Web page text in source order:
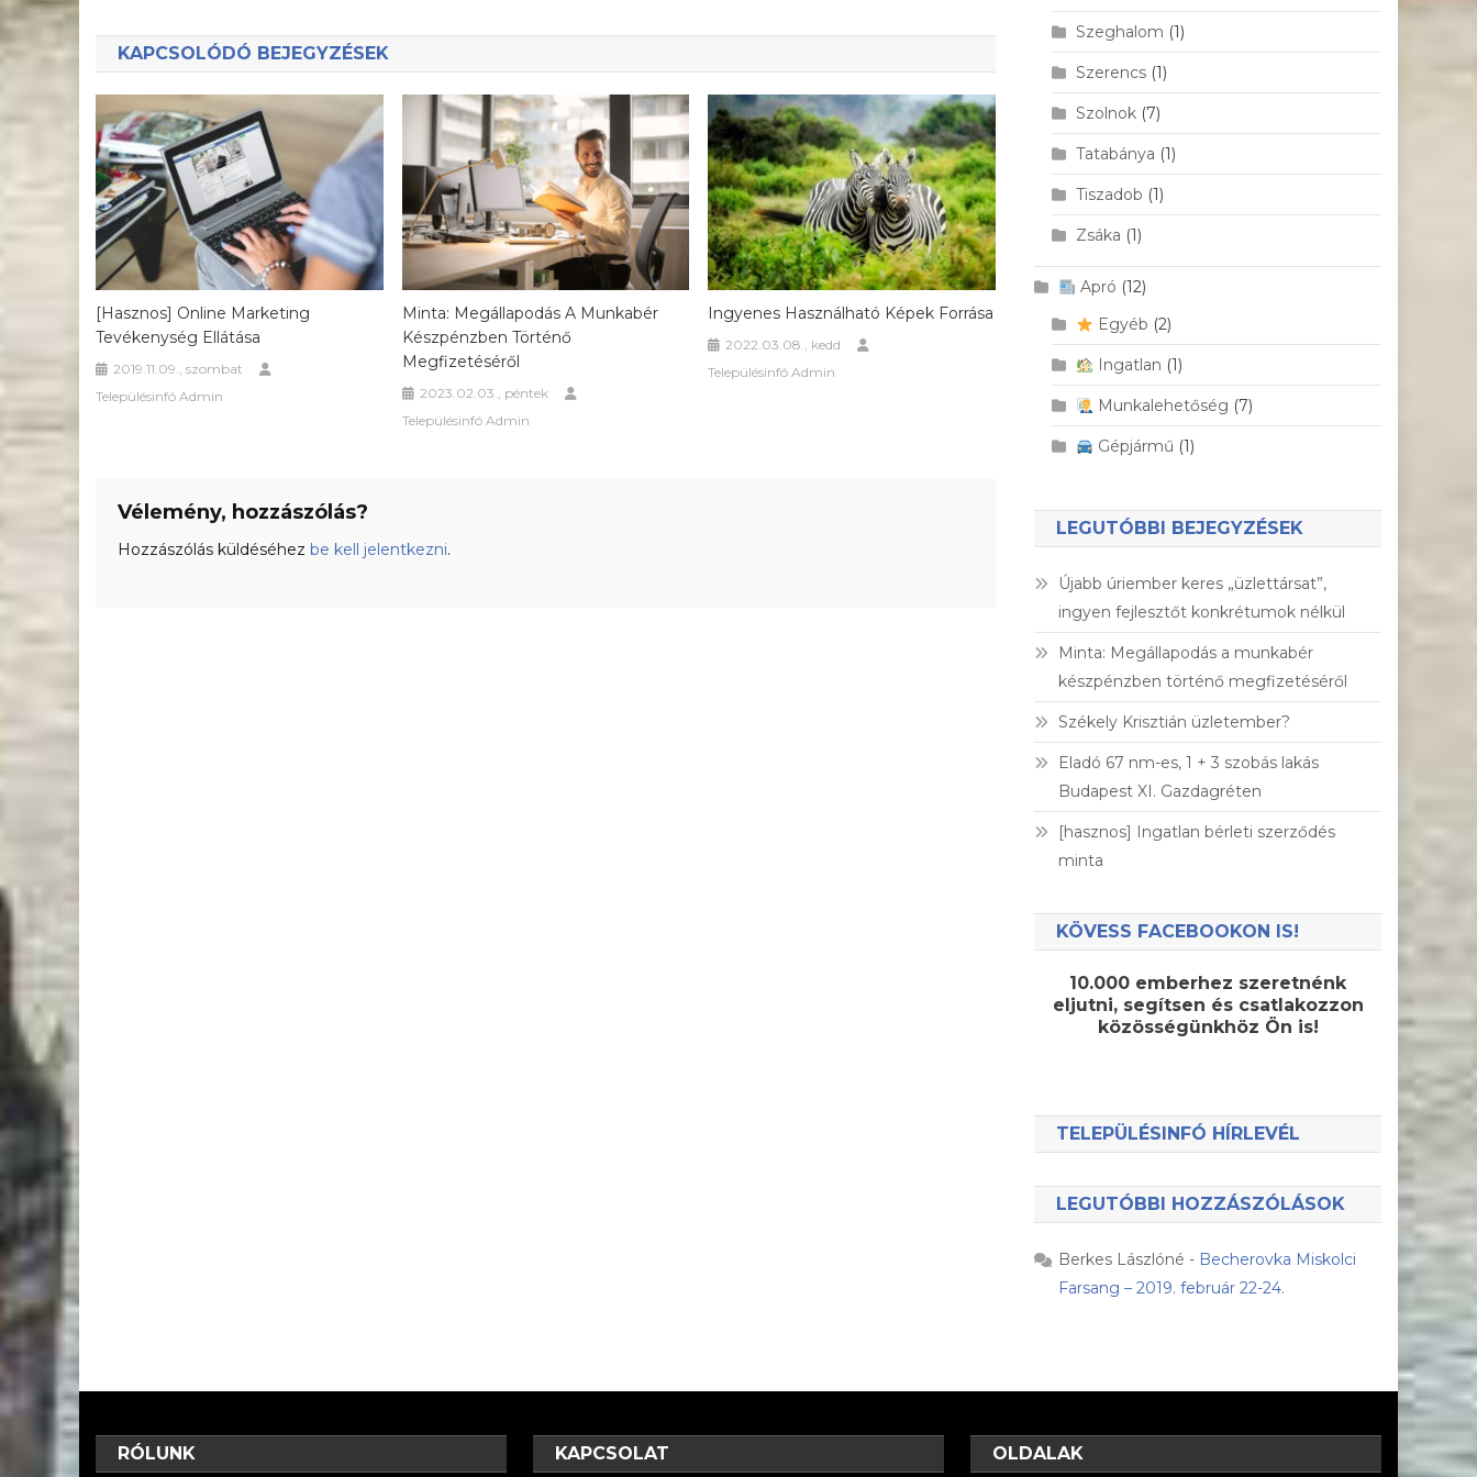
KAPCSOLÓDÓ BEJEGYZÉSEK
[hasznos] Online Marketing
Tevékenység Ellátása
2019.11.09., szombat
Településinfó Admin
Minta: Megállapodás A Munkabér
Készpénzben Történő
Megfizetéséről
2023.02.03., péntek
Településinfó Admin
Ingyenes Használható Képek Forrása
2022.03.08., kedd
Településinfó Admin
Vélemény, hozzászólás?
Hozzászólás küldéséhez be kell jelentkezni.
Szeghalom (1)
Szerencs (1)
Szolnok (7)
Tatabánya (1)
Tiszadob (1)
Zsáka (1)
Apró (12)
Egyéb (2)
Ingatlan (1)
Munkalehetőség (7)
Gépjármű (1)
LEGUTÓBBI BEJEGYZÉSEK
Újabb úriember keres „üzlettársat”,
ingyen fejlesztőt konkrétumok nélkül
Minta: Megállapodás a munkabér
készpénzben történő megfizetéséről
Székely Krisztián üzletember?
Eladó 67 nm-es, 1 + 3 szobás lakás
Budapest XI. Gazdagréten
[hasznos] Ingatlan bérleti szerződés
minta
KÖVESS FACEBOOKON IS!
10.000 emberhez szeretnénk
eljutni, segítsen és csatlakozzon
közösségünkhöz Ön is!
TELEPÜLÉSINFÓ HÍRLEVÉL
LEGUTÓBBI HOZZÁSZÓLÁSOK
Berkes Lászlóné - Becherovka Miskolci
Farsang – 2019. február 22-24.
RÓLUNK KAPCSOLAT OLDALAK